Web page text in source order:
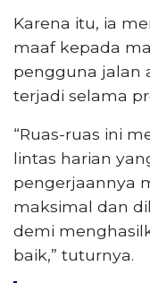
Karena itu, ia
maaf kepada
pengguna jalan
terjadi selama
“Ruas-ruas ini
lintas harian
pengerjaannya
maksimal dan
demi
baik,” tuturnya.